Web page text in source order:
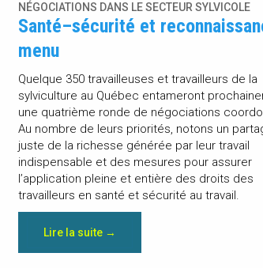
NÉGOCIATIONS DANS LE SECTEUR SYLVICOLE
Santé–sécurité et
menu
Quelque 350 travailleuses et travailleurs de la
sylviculture au Québec entameront
une quatrième ronde de négociations
Au nombre de leurs priorités, notons un
juste de la richesse générée par leur travail
indispensable et des mesures pour assurer
l’application pleine et entière des droits des
travailleurs en santé et sécurité au travail.
Lire la suite →